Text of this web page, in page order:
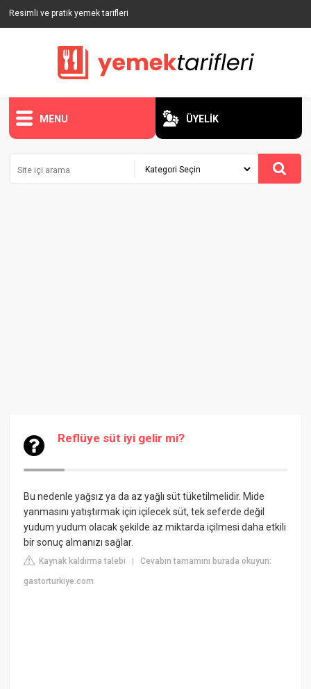
Resimli ve pratik yemek tarifleri
MENU ÜYELİK
Reflüye süt iyi gelir mi?
Bu nedenle yağsız ya da az yağlı süt tüketilmelidir. Mide
yanmasını yatıştırmak için içilecek süt, tek seferde değil
yudum yudum olacak şekilde az miktarda içilmesi daha etkili
bir sonuç almanızı sağlar.
Kaynak kaldırma talebi |Cevabın tamamını burada okuyun:
gastorturkiye.com